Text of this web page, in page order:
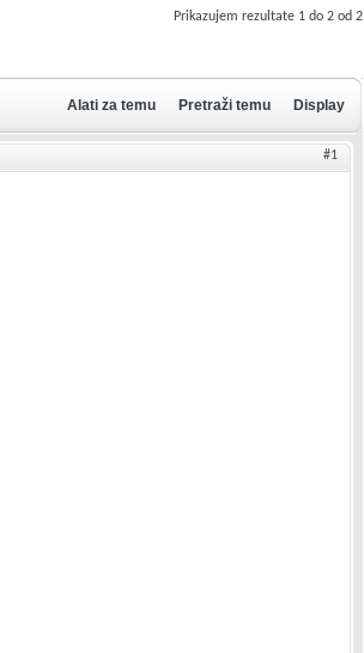
Prikazujem rezultate 1 do 2 od 2
Alati za temu Pretraži temu Display
#1